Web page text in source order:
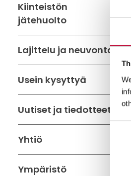
Kiinteistön
jätehuolto
Lajittelu ja neuvonta
Usein kysyttyä
Uutiset ja tiedotteet
Yhtiö
Ympäristö